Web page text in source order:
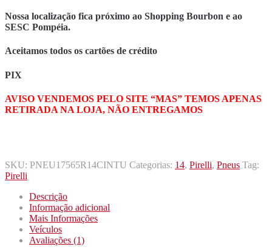
Nossa localização fica próximo ao Shopping Bourbon e ao
SESC Pompéia.
Aceitamos todos os cartões de crédito
PIX
AVISO VENDEMOS PELO SITE “MAS” TEMOS APENAS
RETIRADA NA LOJA, NÃO ENTREGAMOS
SKU: PNEU17565R14CINTU Categorias: 14, Pirelli, Pneus Tag:
Pirelli
Descrição
Informação adicional
Mais Informações
Veículos
Avaliações (1)